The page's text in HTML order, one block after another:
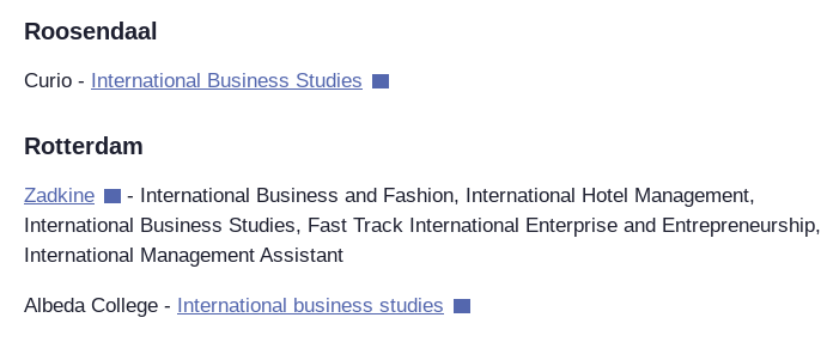
Roosendaal
Curio - International Business Studies
Rotterdam
Zadkine
- International Business and Fashion, International Hotel Management,
International Business Studies, Fast Track International Enterprise and Entrepreneurship,
International Management Assistant
Albeda College - International business studies